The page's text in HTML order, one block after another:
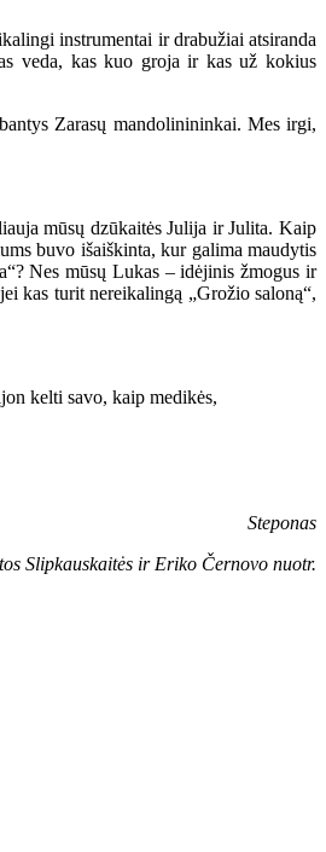
instrumentai ir drabužiai atsiranda
veda, kas kuo groja ir kas už kokius
Zarasų mandolinininkai. Mes irgi,
mūsų dzūkaitės Julija ir Julita. Kaip
buvo išaiškinta, kur galima maudytis
Nes mūsų Lukas – idėjinis žmogus ir
kas turit nereikalingą „Grožio saloną“,
kelti savo, kaip medikės,
Steponas
Slipkauskaitės ir Eriko Černovo nuotr.